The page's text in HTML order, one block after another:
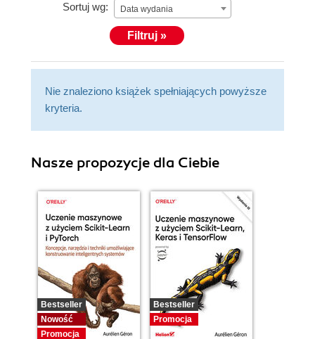
Sortuj wg: Data wydania
Filtruj »
Nie znaleziono książek spełniających powyższe
kryteria.
Nasze propozycje dla Ciebie
Bestseller
Nowość
Promocja
Bestseller
Promocja